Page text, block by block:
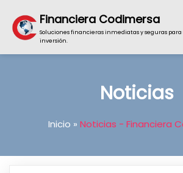
Financiera Codimersa
Soluciones financieras inmediatas y seguras para
inversión.
Noticias
Inicio » Noticias - Financiera